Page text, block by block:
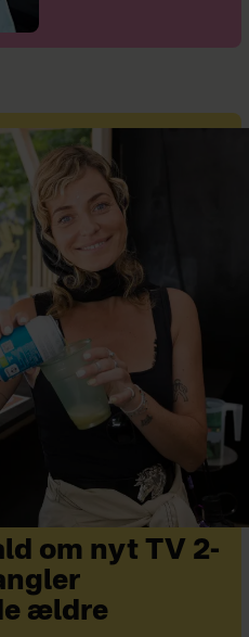
om nyt TV 2-
ældre